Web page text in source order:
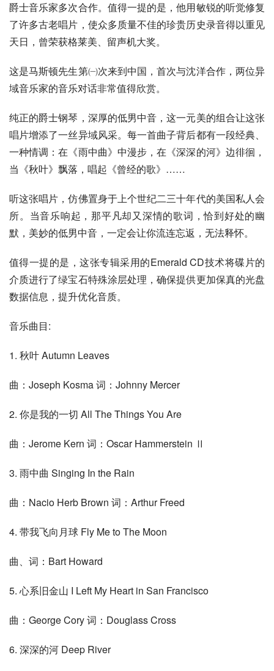
爵士音乐家多次合作。值得一提的是，他用敏锐的听觉修复
了许多古老唱片，使众多质量不佳的珍贵历史录音得以重见
天日，曾荣获格莱美、留声机大奖。
这是马斯顿先生第㈠次来到中国，首次与沈洋合作，两位异
域音乐家的音乐对话非常值得欣赏。
纯正的爵士钢琴，深厚的低男中音，这一元美的组合让这张
唱片增添了一丝异域风采。每一首曲子背后都有一段经典、
一种情调：在《雨中曲》中漫步，在《深深的河》边徘徊，
当《秋叶》飘落，唱起《曾经的歌》……
听这张唱片，仿佛置身于上个世纪二三十年代的美国私人会
所。当音乐响起，那平凡却又深情的歌词，恰到好处的幽
默，美妙的低男中音，一定会让你流连忘返，无法释怀。
值得一提的是，这张专辑采用的Emerald CD技术将碟片的
介质进行了绿宝石特殊涂层处理，确保提供更加保真的光盘
数据信息，提升优化音质。
音乐曲目:
1. 秋叶 Autumn Leaves
曲：Joseph Kosma 词：Johnny Mercer
2. 你是我的一切 All The Things You Are
曲：Jerome Kern 词：Oscar Hammerstein Ⅱ
3. 雨中曲 Singing In the Rain
曲：Nacio Herb Brown 词：Arthur Freed
4. 带我飞向月球 Fly Me to The Moon
曲、词：Bart Howard
5. 心系旧金山 I Left My Heart in San Francisco
曲：George Cory 词：Douglass Cross
6. 深深的河 Deep River